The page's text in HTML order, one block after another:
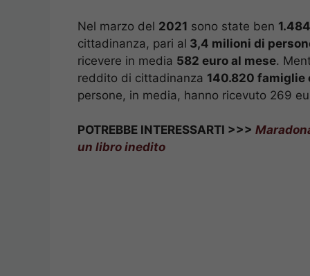
Nel marzo del 2021 sono state ben
cittadinanza, pari al 3,4 milioni di
ricevere in media 582 euro al mese.
reddito di cittadinanza 140.820 famiglie
persone, in media, hanno ricevuto 269
POTREBBE INTERESSARTI >>>
un libro inedito